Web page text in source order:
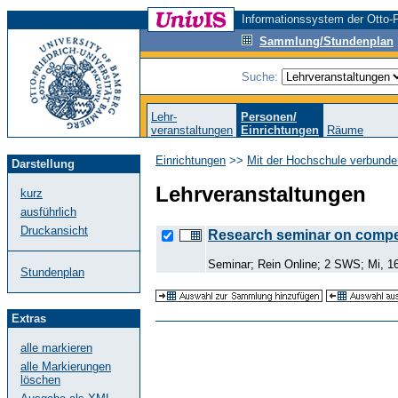
Informationssystem der
Sammlung/Stundenplan
Suche:
Lehr-
veranstaltungen
Personen/
Einrichtungen
Räume
Darstellung
kurz
ausführlich
Druckansicht
Stundenplan
Extras
alle markieren
alle Markierungen
löschen
Einrichtungen >> Mit der Hochschule
Lehrveranstaltungen
Research seminar on
Seminar; Rein Online; 2 SWS; Mi,